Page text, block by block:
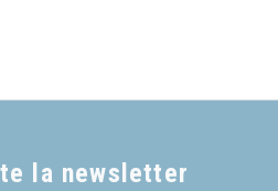
la newsletter